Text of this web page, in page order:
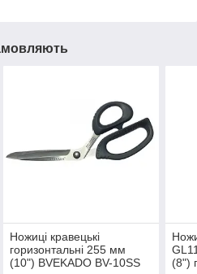
Ножиці кравецькі
горизонтальні 255 мм
(10") BVEKADO BV-10SS
(8")